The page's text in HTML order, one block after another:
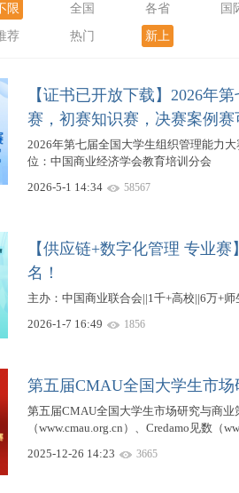
限 全国 各省
国
荐 热门 新上
【证书已开放下载】2026年
赛，初赛知识赛，决赛案例赛
2026年第七届全国大学生组织管理能力
位：中国商业经济学会教育培训分会
2026-5-1 14:34
58567
【供应链+数字化管理 专业
名！
主办：中国商业联合会||1千+高校||6万+
2026-1-7 16:49
1856
第五届CMAU全国大学生市
第五届CMAU全国大学生市场研究与商
（www.cmau.org.cn）、Credamo见数（
2025-12-26 14:23
3665